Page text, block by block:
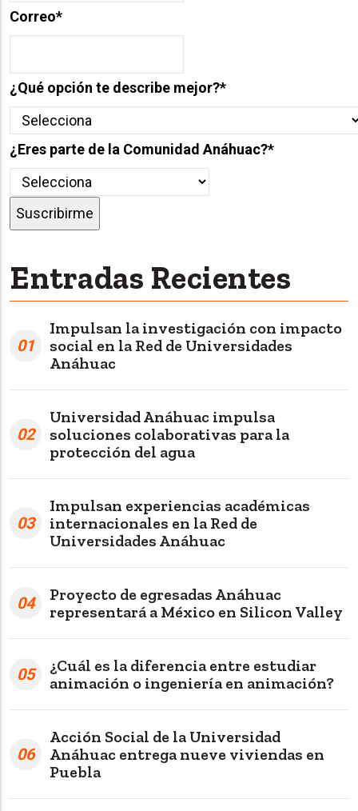
Correo*
¿Qué opción te describe mejor?*
¿Eres parte de la Comunidad Anáhuac?*
Entradas Recientes
01
Impulsan la investigación con impacto
social en la Red de Universidades
Anáhuac
02
Universidad Anáhuac impulsa
soluciones colaborativas para la
protección del agua
03
Impulsan experiencias académicas
internacionales en la Red de
Universidades Anáhuac
04
Proyecto de egresadas Anáhuac
representará a México en Silicon Valley
05
¿Cuál es la diferencia entre estudiar
animación o ingeniería en animación?
06
Acción Social de la Universidad
Anáhuac entrega nueve viviendas en
Puebla